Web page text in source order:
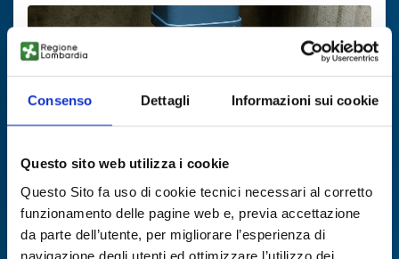
Consenso Dettagli Informazioni sui cookie
Questo sito web utilizza i cookie
Questo Sito fa uso di cookie tecnici necessari al corretto
funzionamento delle pagine web e, previa accettazione
da parte dell’utente, per migliorare l’esperienza di
navigazione degli utenti ed ottimizzare l’utilizzo dei
Technology offer
Valvola digitale per gestione reti